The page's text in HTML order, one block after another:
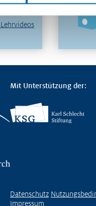
Mit Unterstützung der:
Datenschutz
Impressum